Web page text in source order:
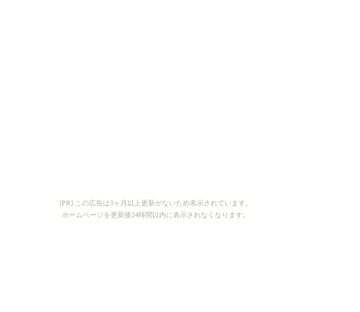
[PR] この広告は3ヶ月以上更新がないため表示されています。
ホームページを更新後24時間以内に表示されなくなります。